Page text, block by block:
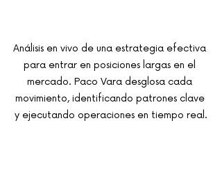
Análisis en vivo de una estrategia efectiva
para entrar en posiciones largas en el
mercado. Paco Vara desglosa cada
movimiento, identificando patrones clave
y ejecutando operaciones en tiempo real.